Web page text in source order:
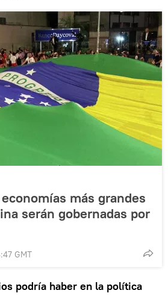
más grandes
serán gobernadas por
GMT
podría haber en la política